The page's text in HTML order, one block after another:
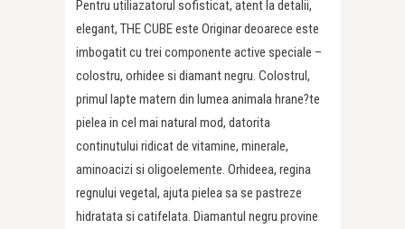
Pentru utiliazatorul sofisticat, atent la detalii,
elegant, THE CUBE este Originar deoarece este
imbogatit cu trei componente active speciale –
colostru, orhidee si diamant negru. Colostrul,
primul lapte matern din lumea animala hrane?te
pielea in cel mai natural mod, datorita
continutului ridicat de vitamine, minerale,
aminoacizi si oligoelemente. Orhideea, regina
regnului vegetal, ajuta pielea sa se pastreze
hidratata si catifelata. Diamantul negru provine